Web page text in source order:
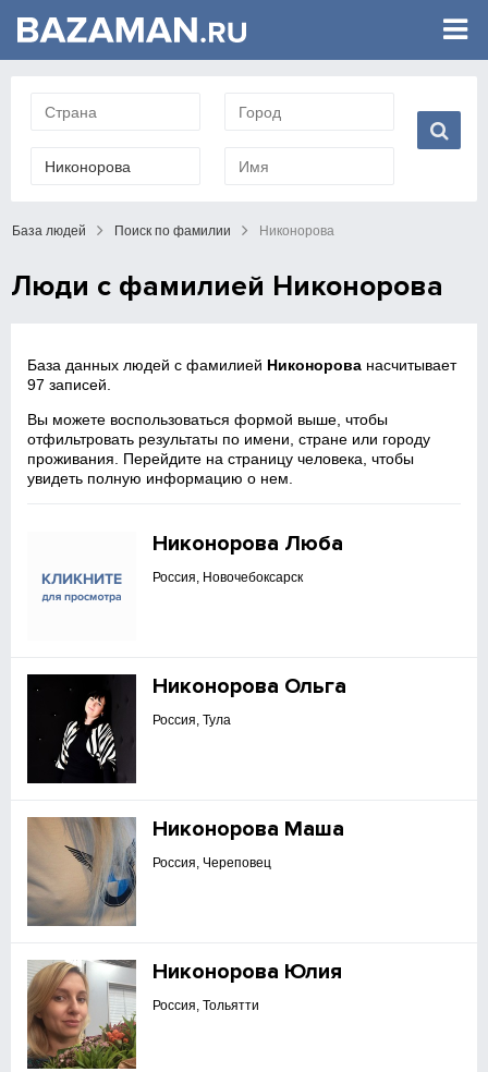
База людей Поиск по фамилии Никонорова
Люди с фамилией Никонорова
База данных людей с фамилией Никонорова насчитывает
97 записей.
Вы можете воспользоваться формой выше, чтобы
отфильтровать результаты по имени, стране или городу
проживания. Перейдите на страницу человека, чтобы
увидеть полную информацию о нем.
Никонорова Люба
Россия, Новочебоксарск
Никонорова Ольга
Россия, Тула
Никонорова Маша
Россия, Череповец
Никонорова Юлия
Россия, Тольятти